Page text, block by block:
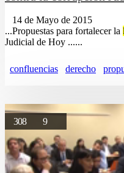
14 de Mayo de 2015
...Propuestas para fortalecer la
Judicial de Hoy ......
confluencias derecho
308 9